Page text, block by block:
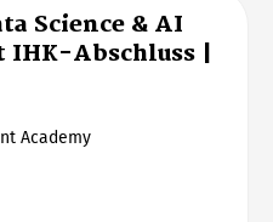
Science & AI
Abschluss |
Academy